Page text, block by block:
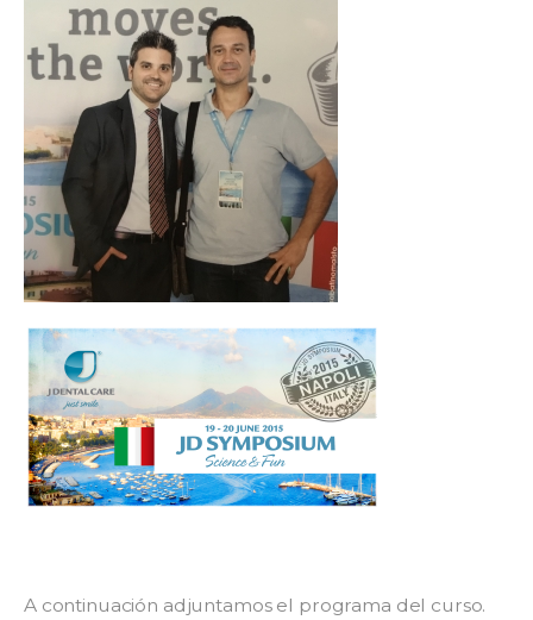
A continuación adjuntamos el programa del curso.